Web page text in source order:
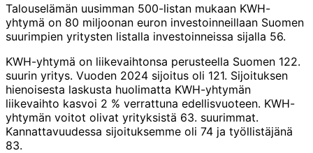
Talouselämän uusimman 500-listan mukaan KWH-
yhtymä on 80 miljoonan euron investoinneillaan Suomen
suurimpien yritysten listalla investoinneissa sijalla 56.
KWH-yhtymä on liikevaihtonsa perusteella Suomen 122.
suurin yritys. Vuoden 2024 sijoitus oli 121. Sijoituksen
hienoisesta laskusta huolimatta KWH-yhtymän
liikevaihto kasvoi 2 % verrattuna edellisvuoteen. KWH-
yhtymän voitot olivat yrityksistä 63. suurimmat.
Kannattavuudessa sijoituksemme oli 74 ja työllistäjänä
83.